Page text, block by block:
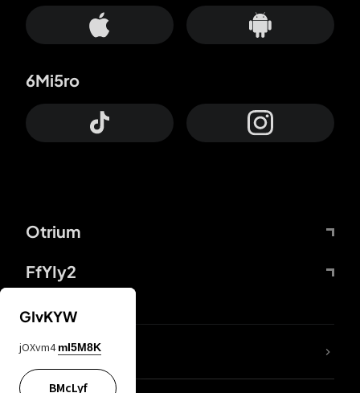
Otrium
FfYIy2
6Mi5ro
DDcvSo
GIvKYW
jOXvm4 mI5M8K
BMcLyf